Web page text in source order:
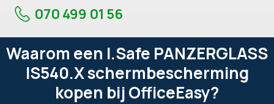
070 499 01 56
Waarom een I.Safe PANZERGLASS
IS540.X schermbescherming
kopen bij OfficeEasy?